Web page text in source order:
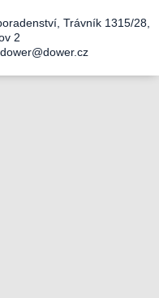
Trávník 1315/28,
2
dower@dower.cz